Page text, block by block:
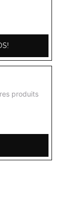
produits